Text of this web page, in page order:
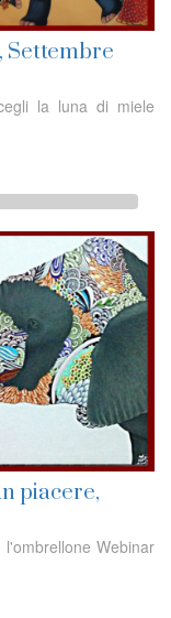
Settembre
la luna di miele
piacere,
Webinar